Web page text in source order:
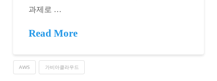
과제로 …
Read More
AWS 가비아클라우드